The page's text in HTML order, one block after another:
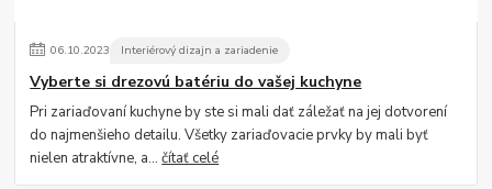
06.10.2023 Interiérový dizajn a zariadenie
Vyberte si drezovú batériu do vašej kuchyne
Pri zariaďovaní kuchyne by ste si mali dať záležať na jej dotvorení
do najmenšieho detailu. Všetky zariaďovacie prvky by mali byť
nielen atraktívne, a...čítať celé